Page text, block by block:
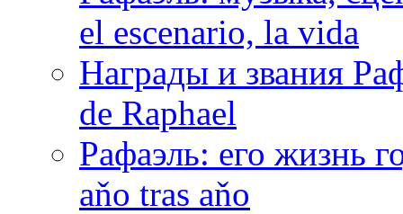
el escenario, la vida
Награды и звания
de Raphael
Рафаэль: его жизнь
aňo tras aňo